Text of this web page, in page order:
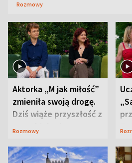
Rozmowy
Aktorka „M jak miłość”
zmieniła swoją drogę.
Dziś wiąże przyszłość z
neurobiologią
Rozmowy
Te